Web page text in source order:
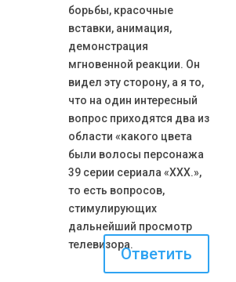
борьбы, красочные
вставки, анимация,
демонстрация
мгновенной реакции. Он
видел эту сторону, а я то,
что на один интересный
вопрос приходятся два из
области «какого цвета
были волосы персонажа
39 серии сериала «ХХХ.»,
то есть вопросов,
стимулирующих
дальнейший просмотр
телевизора.Ответить